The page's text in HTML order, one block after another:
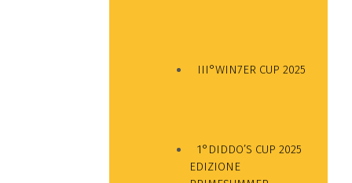
III°WIN7ER CUP 2025
1°DIDDO’S CUP 2025
EDIZIONE